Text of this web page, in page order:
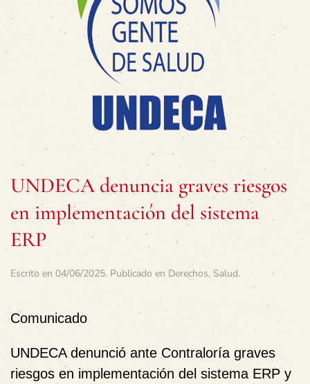
UNDECA denuncia graves riesgos
en implementación del sistema
ERP
Escrito en 04/06/2025. Publicado en Derechos, Salud.
Comunicado
UNDECA denunció ante Contraloría graves
riesgos en implementación del sistema ERP y